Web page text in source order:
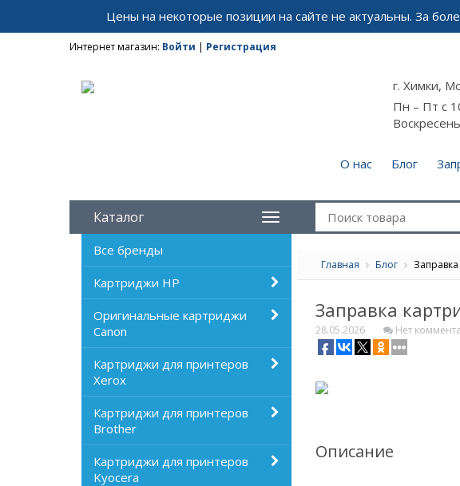
Цены на некоторые позиции на сайте не актуальны. За
Интернет магазин: Войти | Регистрация
г. Химки,
Пн – Пт с
О нас Блог
Каталог
Все бренды
Картриджи HP
Оригинальные картриджи
Canon
Картриджи для принтеров
Xerox
Картриджи для принтеров
Brother
Картриджи для принтеров
Kyocera
Главная Блог
Заправка
28.05.2026 Нет
Описание